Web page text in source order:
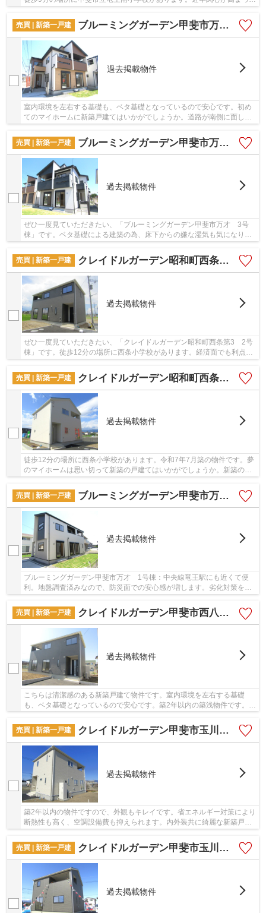
売買 | 新築一戸建
ブルーミングガーデン甲斐市万才 2号棟
過去掲載物件
室内環境を左右する基礎も、ベタ基礎となっているので安心です。初め
てのマイホームに新築戸建てはいかがでしょうか。道路が南側に面して
売買 | 新築一戸建
ブルーミングガーデン甲斐市万才 3号棟
過去掲載物件
ぜひ一度見ていただきたい、「ブルーミングガーデン甲斐市万才 3号
棟」です。ベタ基礎による建築の為、床下からの嫌な湿気も気になりま
売買 | 新築一戸建
クレイドルガーデン昭和町西条第3 2号棟
過去掲載物件
ぜひ一度見ていただきたい、「クレイドルガーデン昭和町西条第3 2号
棟」です。徒歩12分の場所に西条小学校があります。経済面でも利点の
売買 | 新築一戸建
クレイドルガーデン昭和町西条第3 1号棟
過去掲載物件
徒歩12分の場所に西条小学校があります。令和7年7月築の物件です。夢
のマイホームは思い切って新築の戸建てはいかがでしょうか。新築の物
件を検討中の方はぜひ一度こちらの物件をご覧...
売買 | 新築一戸建
ブルーミングガーデン甲斐市万才 1号棟
過去掲載物件
ブルーミングガーデン甲斐市万才 1号棟：中央線竜王駅にも近くて便
利。地盤調査済みなので、防災面での安心感が増します。劣化対策をし
ていますので、見た目だけでなく構造からしっか...
売買 | 新築一戸建
クレイドルガーデン甲斐市西八幡第7 2号棟
過去掲載物件
こちらは清潔感のある新築戸建て物件です。室内環境を左右する基礎
も、ベタ基礎となっているので安心です。築2年以内の築浅物件です。近
売買 | 新築一戸建
クレイドルガーデン甲斐市玉川第2 1号棟
過去掲載物件
築2年以内の物件ですので、外観もキレイです。省エネルギー対策により
断熱性も高く、空調設備費も抑えられます。内外装共に綺麗な新築戸建
売買 | 新築一戸建
クレイドルガーデン甲斐市玉川第2 2号棟
過去掲載物件